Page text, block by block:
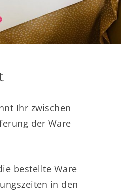
Ihr zwischen
der Ware
bestellte Ware
in den